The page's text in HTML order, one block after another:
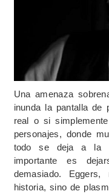
Una amenaza
inunda la pantalla
real o si
personajes, donde
todo se deja a la
importante es
demasiado.
historia, sino de